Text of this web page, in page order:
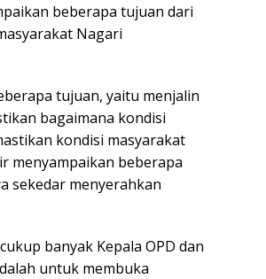
beberapa tujuan dari
Nagari
tujuan, yaitu menjalin
bagaimana kondisi
kondisi masyarakat
menyampaikan beberapa
sekedar menyerahkan
banyak Kepala OPD dan
untuk membuka